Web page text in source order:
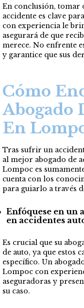
En conclusión, tomar
accidente es clave
con experiencia le
asegurará de que
merece. No enfrente
y garantice que sus
Cómo
Abogado
En
Tras sufrir un
al mejor abogado de
Lompoc es
cuenta con los
para guiarlo a través
Enfóquese en un
en accidentes
Es crucial que su
de auto, ya que estos
específico. Un
Lompoc con
aseguradoras y
su caso.